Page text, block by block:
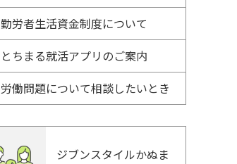
勤労者生活資金制度について
とちまる就活アプリのご案内
労働問題について相談したいとき
ジブンスタイルかぬま